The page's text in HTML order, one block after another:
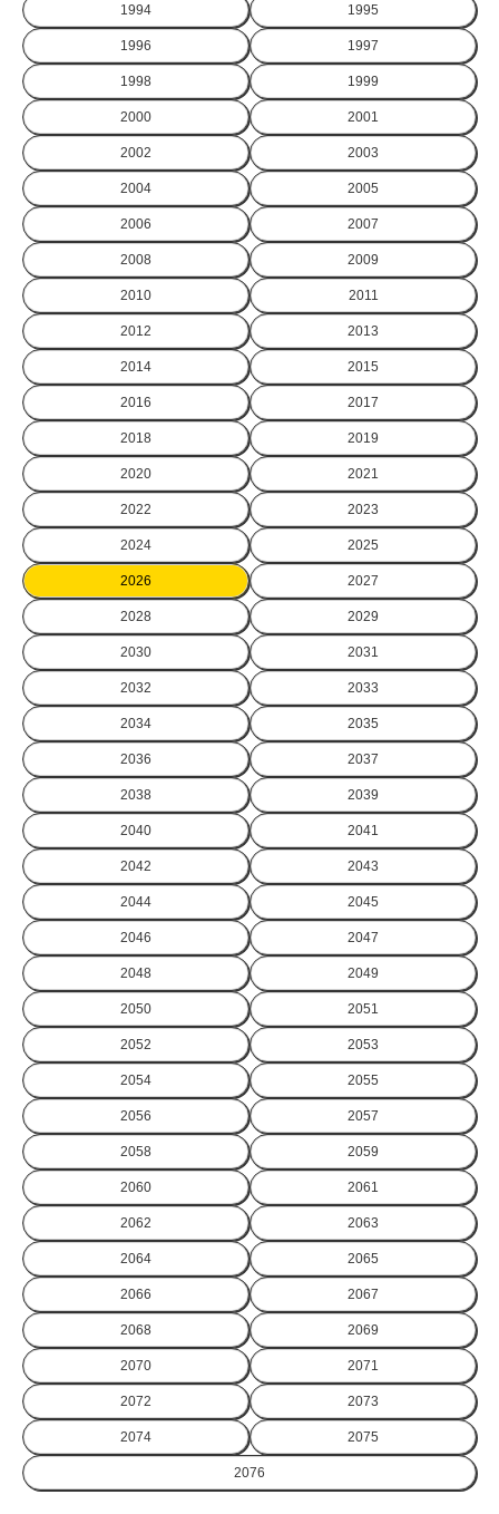
1994 1995
1996 1997
1998 1999
2000 2001
2002 2003
2004 2005
2006 2007
2008 2009
2010 2011
2012 2013
2014 2015
2016 2017
2018 2019
2020 2021
2022 2023
2024 2025
2026 2027
2028 2029
2030 2031
2032 2033
2034 2035
2036 2037
2038 2039
2040 2041
2042 2043
2044 2045
2046 2047
2048 2049
2050 2051
2052 2053
2054 2055
2056 2057
2058 2059
2060 2061
2062 2063
2064 2065
2066 2067
2068 2069
2070 2071
2072 2073
2074 2075
2076